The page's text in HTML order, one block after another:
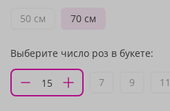
50 см
70 см
Выберите число роз в букете:
7 9 11